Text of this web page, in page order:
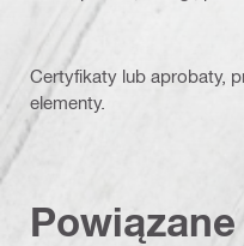
Certyfikaty lub aprobaty,
elementy.